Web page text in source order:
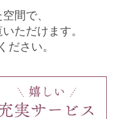
間で、
ただけます。
ださい。